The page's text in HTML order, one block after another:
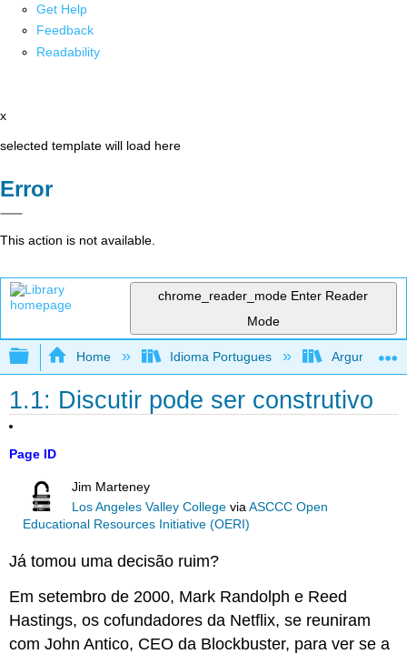
Get Help
Feedback
Readability
x
selected template will load here
Error
This action is not available.
chrome_reader_mode Enter Reader
Mode
Expand/collapse global hierarchy
Home Idioma Portugues
1.1: Discutir pode ser construtivo
Page ID
Jim Marteney
Los Angeles Valley College viaASCCC Open
Educational Resources Initiative (OERI)
Já tomou uma decisão ruim?
Em setembro de 2000, Mark Randolph e Reed
Hastings, os cofundadores da Netflix, se reuniram
com John Antico, CEO da Blockbuster, para ver se a